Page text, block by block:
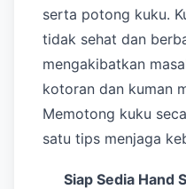
serta potong kuku.
tidak sehat dan
mengakibatkan
kotoran dan kuman
Memotong kuku
satu tips menjaga
Siap Sedia Hand